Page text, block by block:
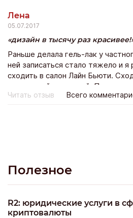
Лена
05.07.2017
дизайн в тысячу раз красивее!
Раньше делала гель-лак у
ней записаться стало тяжело и я
сходить в салон Лайн Бьюти.
постоянной клиенткой. По
дороже зато дизайн в тысячу
Читать отзыв Всего
Полезное
R2: юридические услуги в
криптовалюты